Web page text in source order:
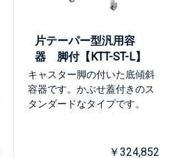
片テーパー型汎用容
器 脚付【KTT-ST-L】
キャスター脚の付いた底傾斜
容器です。かぶせ蓋付きのス
タンダードなタイプです。
￥324,852